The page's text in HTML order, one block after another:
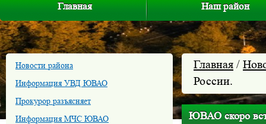
Главная Наш район
Новости района
Информация УВД ЮВАО
Прокурор разъясняет
Информация МЧС ЮВАО
Главная /
России.
ЮВАО скоро